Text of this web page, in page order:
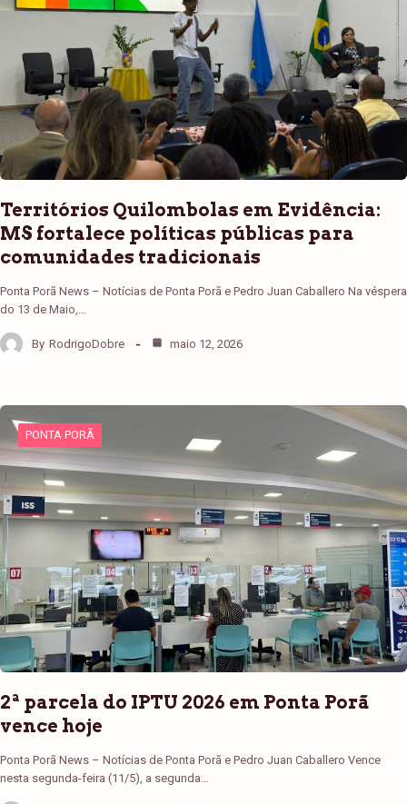
Territórios Quilombolas em Evidência:
MS fortalece políticas públicas para
comunidades tradicionais
Ponta Porã News – Notícias de Ponta Porã e Pedro Juan Caballero Na véspera
do 13 de Maio,…
By RodrigoDobre maio 12, 2026
PONTA PORÃ
2ª parcela do IPTU 2026 em Ponta Porã
vence hoje
Ponta Porã News – Notícias de Ponta Porã e Pedro Juan Caballero Vence
nesta segunda-feira (11/5), a segunda…